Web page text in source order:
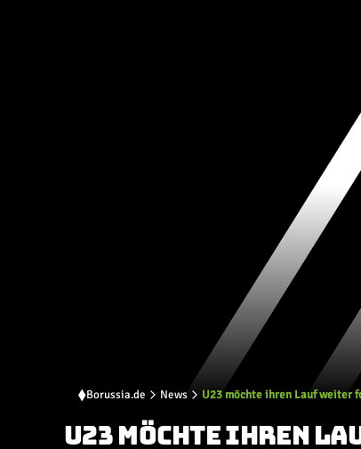
Borussia.de News U23 möchte ihren Lauf weiter
U23 MÖCHTE IHREN